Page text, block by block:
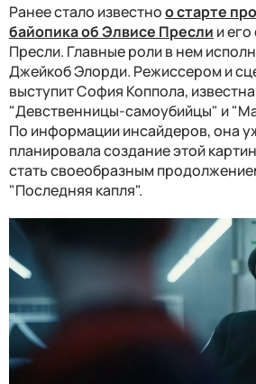
Ранее стало известноо старте
байопика об Элвисе Пресли и
Пресли. Главные роли в нем
Джейкоб Элорди. Режиссером и
выступит София Коппола,
"Девственницы-самоубийцы" и
По информации инсайдеров, она
планировала создание этой
стать своеобразным
"Последняя капля".